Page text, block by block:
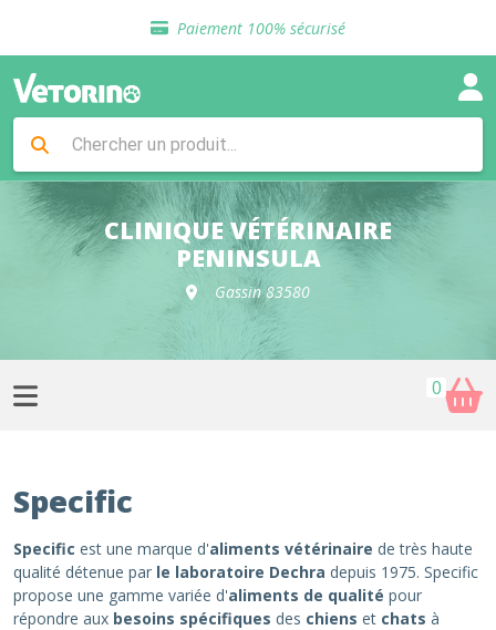
Paiement 100% sécurisé
Livraison gratuite en clinique vétérinaire
Sélection de croquettes vétérinaire
Livraison gratuite en clinique vétérinaire
Retour gratuit en clinique
Sélection de croquettes vétérinaire
CLINIQUE VÉTÉRINAIRE
PENINSULA
Gassin 83580
0
Specific
Specific est une marque d'aliments vétérinaire de très haute
qualité détenue par le laboratoire Dechra depuis 1975. Specific
propose une gamme variée d'aliments de qualité pour
répondre aux besoins spécifiques des chiens et chats à